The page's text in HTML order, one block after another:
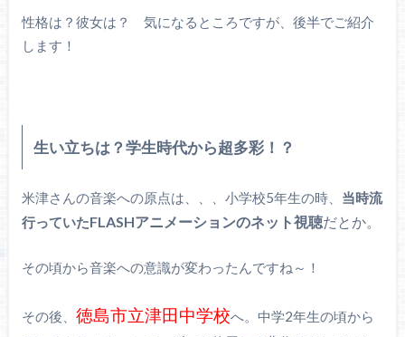
性格は？彼女は？ 気になるところですが、後半でご紹介
します！
生い立ちは？学生時代から超多彩！？
米津さんの音楽への原点は、、、 小学校5年生の時、 当時流
行っていたFLASHアニメーションのネット視聴だとか。
その頃から音楽への意識が変わったんですね～！
その後、 徳島市立津田中学校へ。中学2年生の頃から